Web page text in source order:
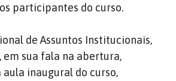
participantes do curso.
de Assuntos Institucionais,
em sua fala na abertura,
aula inaugural do curso,